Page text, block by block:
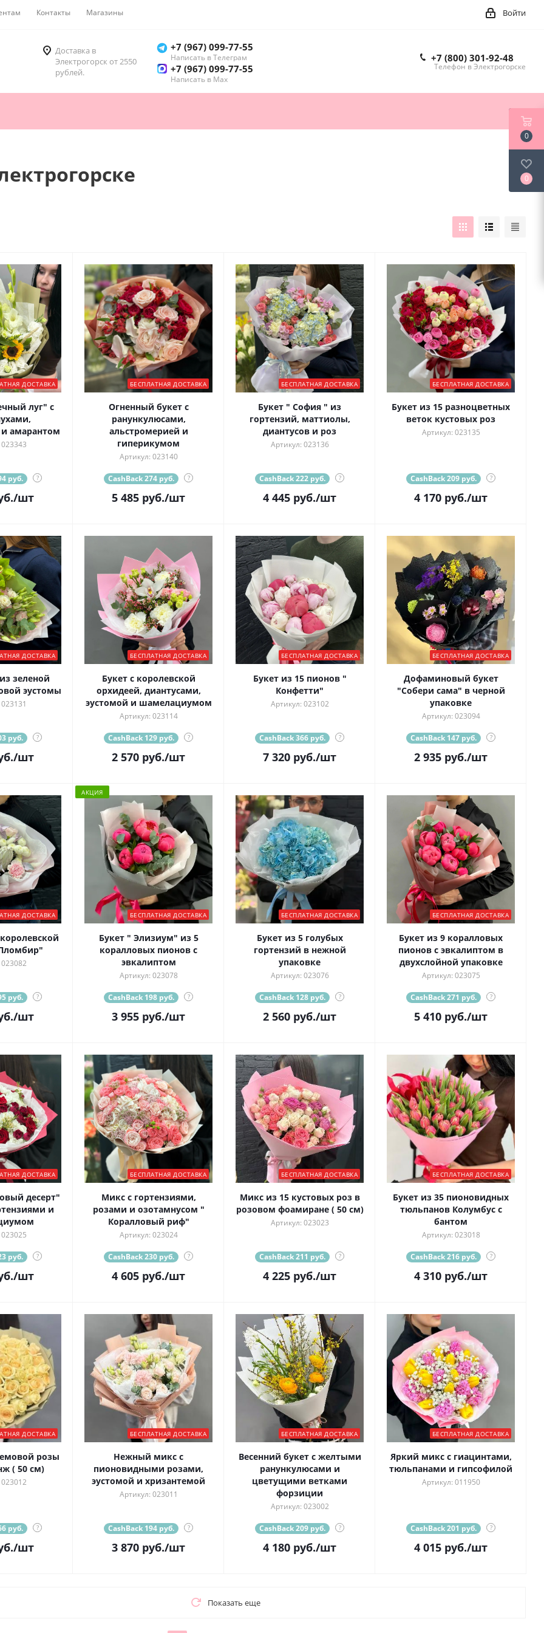
Контакты Магазины Войти
Доставка в
Электрогорск от 2550
рублей.
+7 (967) 099-77-55
Написать в Телеграм
+7 (967) 099-77-55
Написать в Мах
+7 (800) 301-92-48
Телефон в Электрогорске
ДОСТАВКА
луг" с
амарантом
руб. ?
/шт
БЕСПЛАТНАЯ ДОСТАВКА
Огненный букет с
ранункулюсами,
альстромерией и
гиперикумом
Артикул: 023140
CashBack 274 руб. ?
5 485 руб./шт
БЕСПЛАТНАЯ ДОСТАВКА
Букет " София " из
гортензий, маттиолы,
диантусов и роз
Артикул: 023136
CashBack 222 руб. ?
4 445 руб./шт
БЕСПЛАТНАЯ ДОСТАВКА
Букет из 15 разноцветных
веток кустовых роз
Артикул: 023135
CashBack 209 руб. ?
4 170 руб./шт
ДОСТАВКА
зеленой
эустомы
руб. ?
/шт
БЕСПЛАТНАЯ ДОСТАВКА
Букет с королевской
орхидеей, диантусами,
эустомой и шамелациумом
Артикул: 023114
CashBack 129 руб. ?
2 570 руб./шт
БЕСПЛАТНАЯ ДОСТАВКА
Букет из 15 пионов "
Конфетти"
Артикул: 023102
CashBack 366 руб. ?
7 320 руб./шт
БЕСПЛАТНАЯ ДОСТАВКА
Дофаминовый букет
"Собери сама" в черной
упаковке
Артикул: 023094
CashBack 147 руб. ?
2 935 руб./шт
ДОСТАВКА
руб. ?
/шт
АКЦИЯ
БЕСПЛАТНАЯ ДОСТАВКА
Букет " Элизиум" из 5
коралловых пионов с
эвкалиптом
Артикул: 023078
CashBack 198 руб. ?
3 955 руб./шт
БЕСПЛАТНАЯ ДОСТАВКА
Букет из 5 голубых
гортензий в нежной
упаковке
Артикул: 023076
CashBack 128 руб. ?
2 560 руб./шт
БЕСПЛАТНАЯ ДОСТАВКА
Букет из 9 коралловых
пионов с эвкалиптом в
двухслойной упаковке
Артикул: 023075
CashBack 271 руб. ?
5 410 руб./шт
ДОСТАВКА
десерт"
и
руб. ?
/шт
БЕСПЛАТНАЯ ДОСТАВКА
Микс с гортензиями,
розами и озотамнусом "
Коралловый риф"
Артикул: 023024
CashBack 230 руб. ?
4 605 руб./шт
БЕСПЛАТНАЯ ДОСТАВКА
Микс из 15 кустовых роз в
розовом фоамиране ( 50 см)
Артикул: 023023
CashBack 211 руб. ?
4 225 руб./шт
БЕСПЛАТНАЯ ДОСТАВКА
Букет из 35 пионовидных
тюльпанов Колумбус с
бантом
Артикул: 023018
CashBack 216 руб. ?
4 310 руб./шт
ДОСТАВКА
розы
( 50 см)
руб. ?
/шт
БЕСПЛАТНАЯ ДОСТАВКА
Нежный микс с
пионовидными розами,
эустомой и хризантемой
Артикул: 023011
CashBack 194 руб. ?
3 870 руб./шт
БЕСПЛАТНАЯ ДОСТАВКА
Весенний букет с желтыми
ранункулюсами и
цветущими ветками
форзиции
Артикул: 023002
CashBack 209 руб. ?
4 180 руб./шт
БЕСПЛАТНАЯ ДОСТАВКА
Яркий микс с гиацинтами,
тюльпанами и гипсофилой
Артикул: 011950
CashBack 201 руб. ?
4 015 руб./шт
Показать еще
0
0